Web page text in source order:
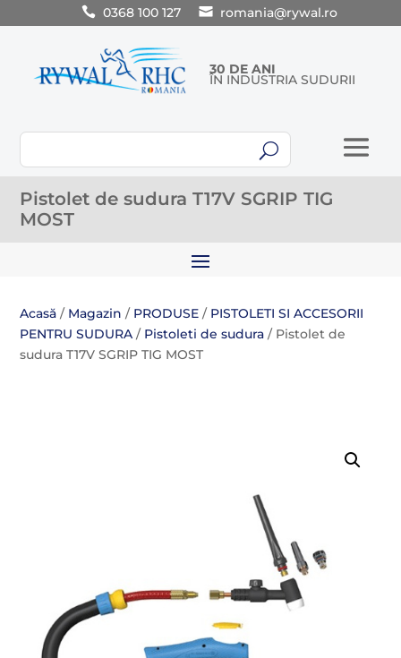
0368 100 127 romania@rywal.ro
30 DE ANI
ÎN INDUSTRIA SUDURII
U
Pistolet de sudura T17V SGRIP TIG
MOST
Acasă / Magazin / PRODUSE / PISTOLETI SI ACCESORII
PENTRU SUDURA / Pistoleti de sudura / Pistolet de
sudura T17V SGRIP TIG MOST